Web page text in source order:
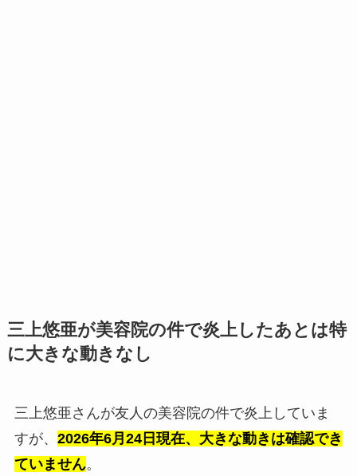
三上悠亜が美容院の件で炎上したあとは特
に大きな動きなし
三上悠亜さんが友人の美容院の件で炎上していま
すが、 2026年6月24日現在、大きな動きは確認でき
ていません。